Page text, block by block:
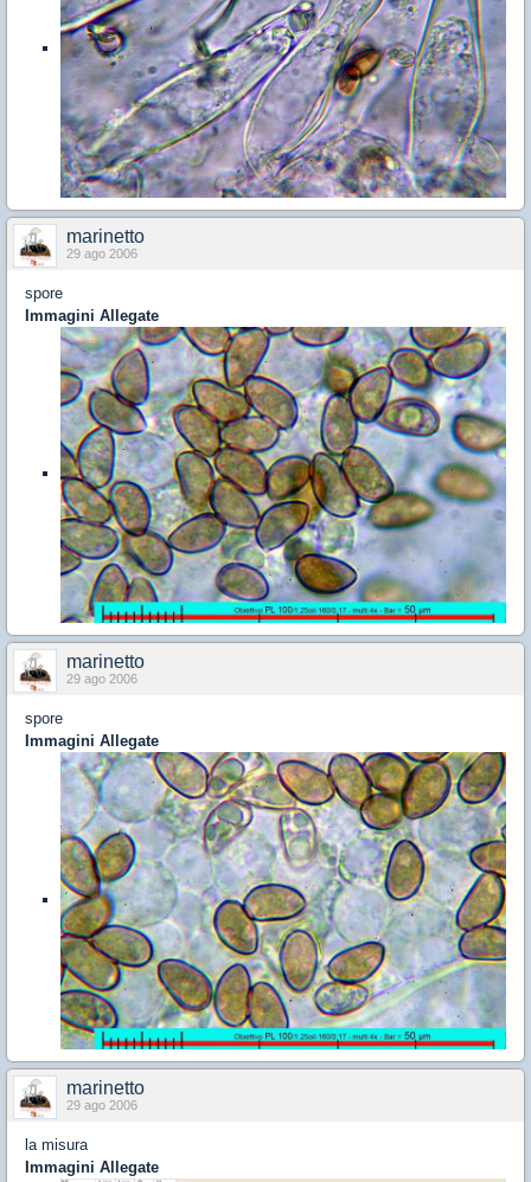
marinetto
29 ago 2006
spore
Immagini Allegate
marinetto
29 ago 2006
spore
Immagini Allegate
marinetto
29 ago 2006
la misura
Immagini Allegate